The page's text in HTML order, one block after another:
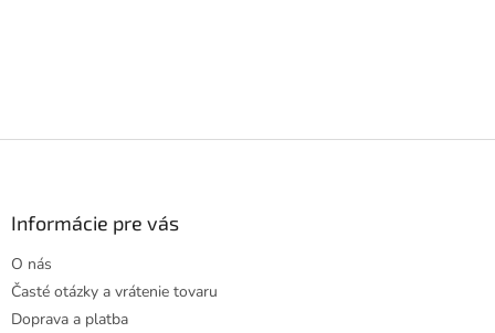
Informácie pre vás
O nás
Časté otázky a vrátenie tovaru
Doprava a platba